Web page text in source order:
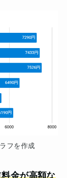
フを作成
金が高額な